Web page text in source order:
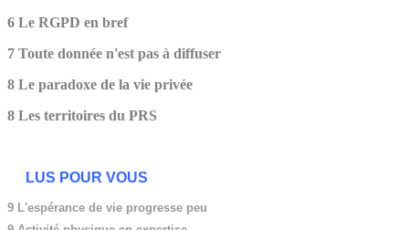
6 Le RGPD en bref
7 Toute donnée n'est pas à diffuser
8 Le paradoxe de la vie privée
8 Les territoires du PRS
LUS POUR VOUS
9 L'espérance de vie progresse peu